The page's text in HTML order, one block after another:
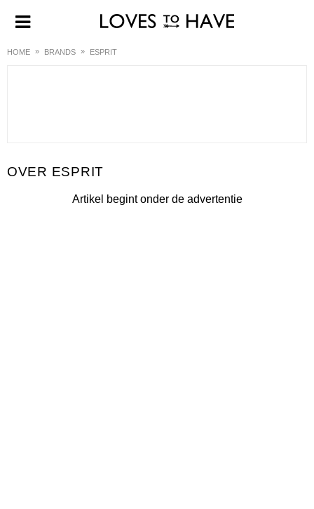
HOME BRANDS ESPRIT
ESPRIT
Artikel begint onder de advertentie